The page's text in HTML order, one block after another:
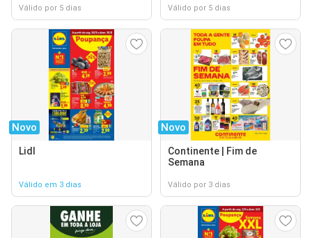
Válido por 5 dias Válido por 5 dias
Novo
Lidl
Válido em 3 dias
Novo
Continente | Fim de
Semana
Válido por 3 dias